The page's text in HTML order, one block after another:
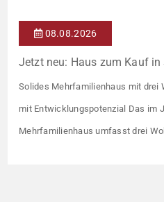
08.08.2026
Jetzt neu: Haus zum Kauf in
Solides Mehrfamilienhaus mit drei
mit Entwicklungspotenzial Das im
Mehrfamilienhaus umfasst drei